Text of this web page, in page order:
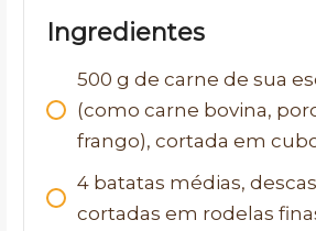
Ingredientes
500 g de carne de sua
(como carne bovina,
frango), cortada em
4 batatas médias,
cortadas em rodelas